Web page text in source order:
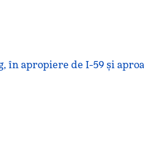
apropiere de I-59 și